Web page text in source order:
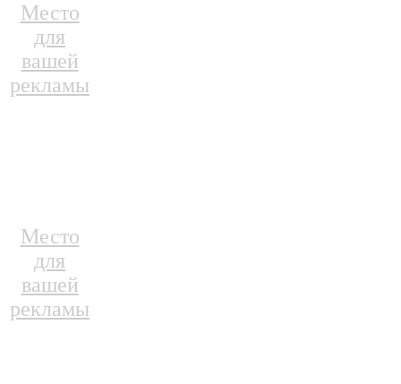
Место
для
вашей
рекламы
Место
для
вашей
рекламы